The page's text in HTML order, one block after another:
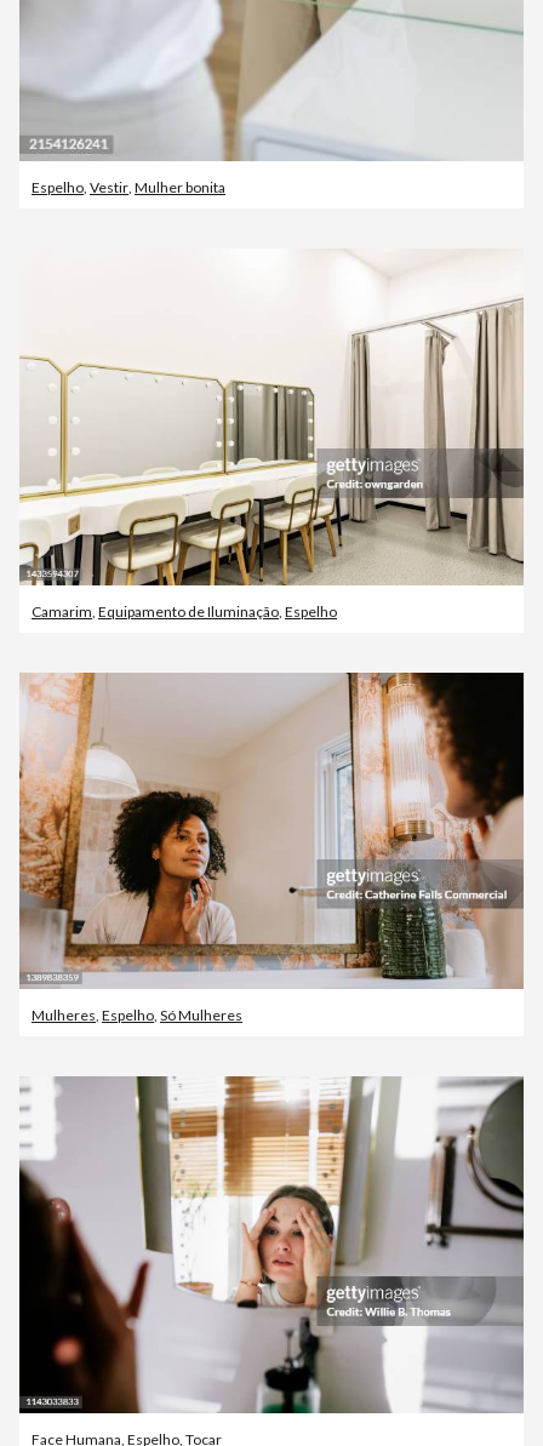
Espelho, Vestir, Mulher bonita
Camarim Equipamento de Iluminação Espelho
Mulheres, Espelho, Só Mulheres
Face Humana Espelho Tocar